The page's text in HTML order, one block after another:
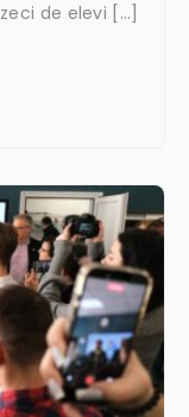
de elevi […]